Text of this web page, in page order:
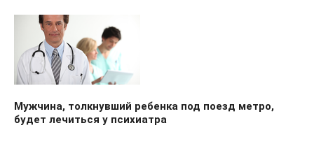
Мужчина, толкнувший ребенка под поезд метро,
будет лечиться у психиатра